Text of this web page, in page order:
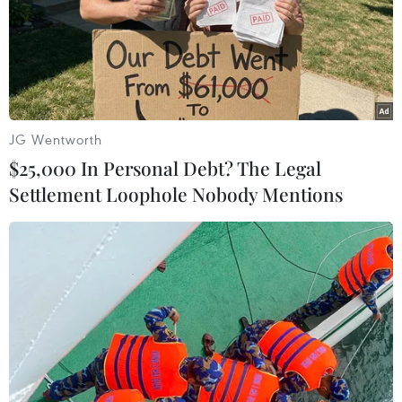
TIN LIÊN QUAN
JG Wentworth
$25,000 In Personal Debt? The Legal
Settlement Loophole Nobody Mentions